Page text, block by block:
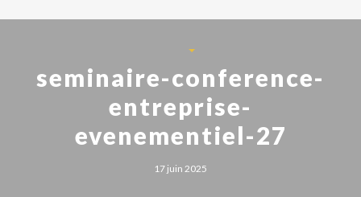
seminaire-conference-
entreprise-
evenementiel-27
17 juin 2025